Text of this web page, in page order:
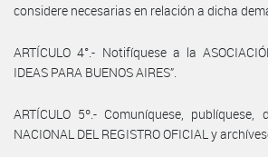
considere necesarias en relación a dicha
ARTÍCULO 4°.- Notifíquese a la
IDEAS PARA BUENOS AIRES”.
ARTÍCULO 5º.- Comuníquese, publíquese,
NACIONAL DEL REGISTRO OFICIAL y